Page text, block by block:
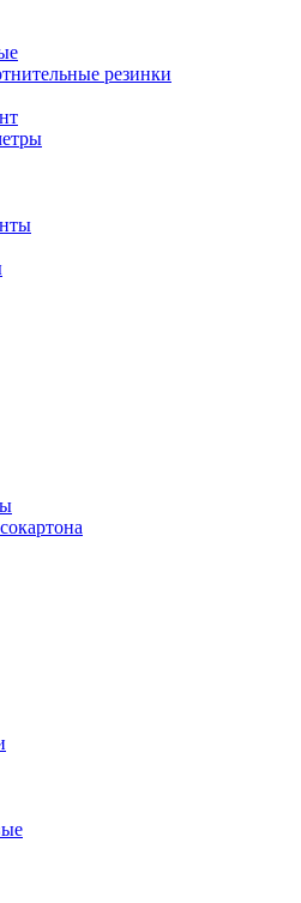
резинки